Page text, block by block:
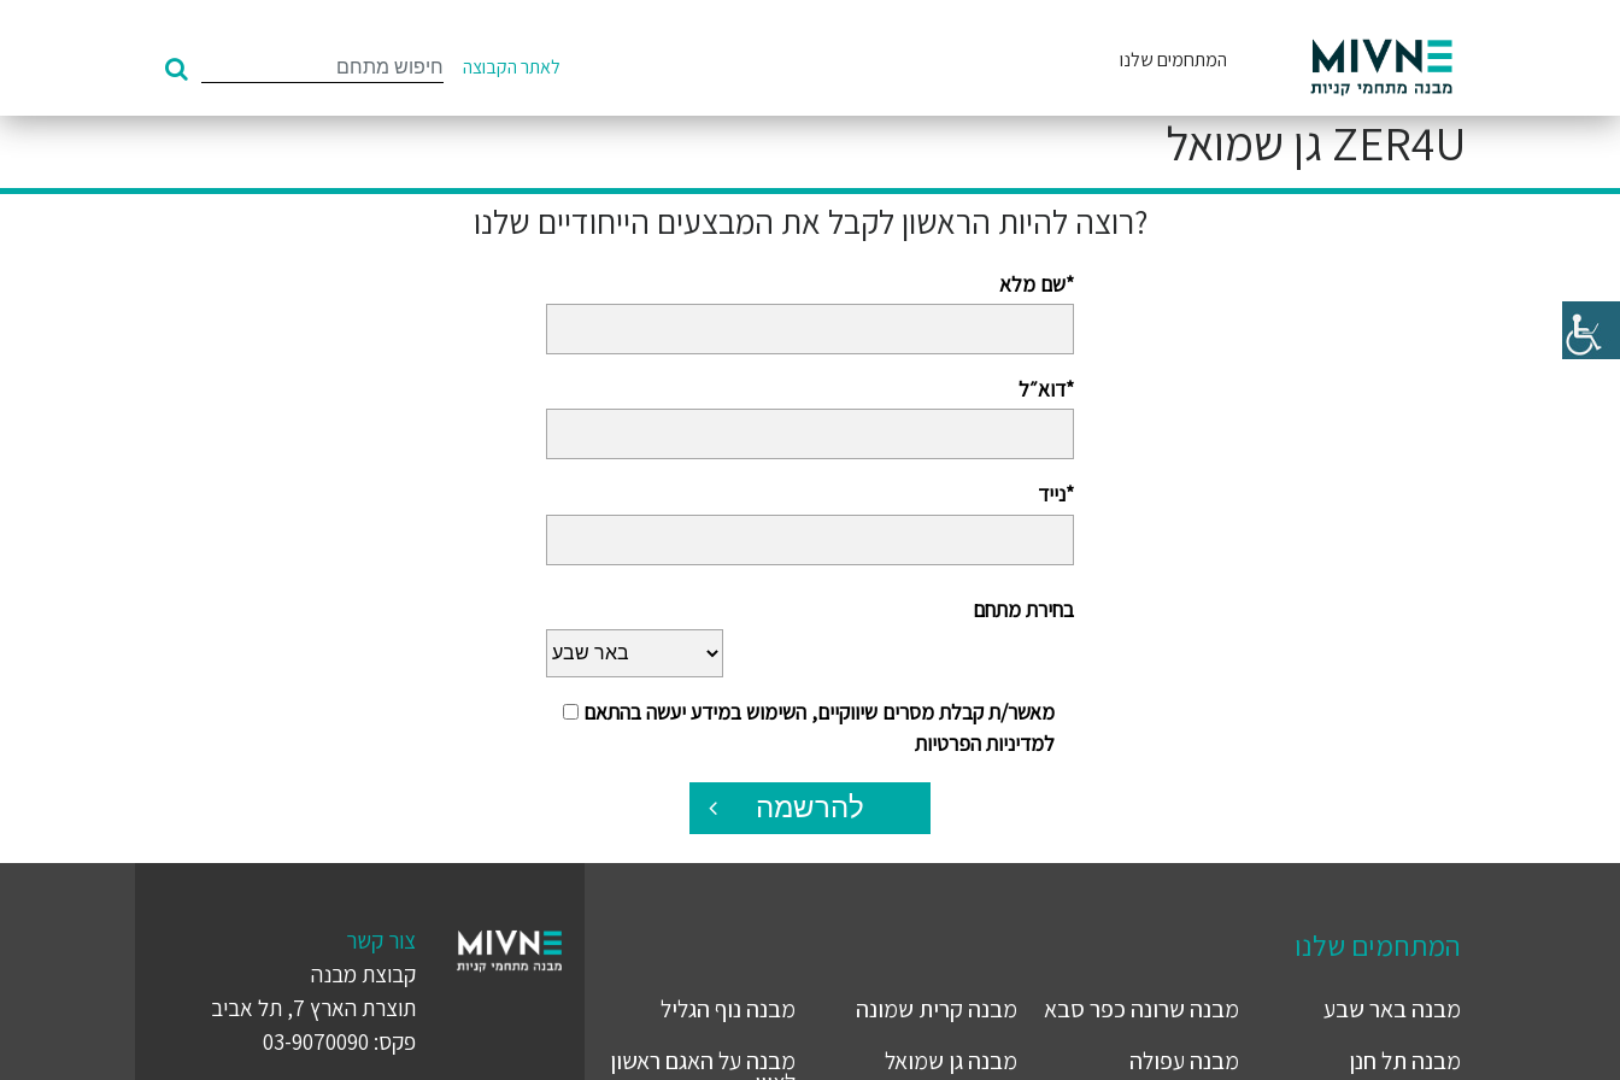
המתחמים שלנו לאתר הקבוצה
for:
ZER4U גן שמואל
רוצה להיות הראשון לקבל את המבצעים הייחודיים שלנו?
שם מלא*
דוא״ל*
נייד*
בחירת מתחם
מאשר/ת קבלת מסרים שיווקיים, השימוש במידע יעשה בהתאם
למדיניות הפרטיות
להרשמה
המתחמים שלנו
מבנהבאר שבע מבנה שרונה כפר סבא מבנה קרית שמונה מבנה נוף הגליל
מבנה תל חנן מבנה עפולה מבנה גן שמואל מבנה על האגם ראשון
צור קשר
קבוצת מבנה
תוצרת הארץ 7, תל אביב
פקס: 03-9070090